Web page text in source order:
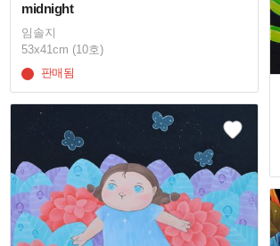
midnight
임솔지
53x41cm (10호)
판매됨